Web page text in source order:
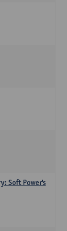
Soft Power's